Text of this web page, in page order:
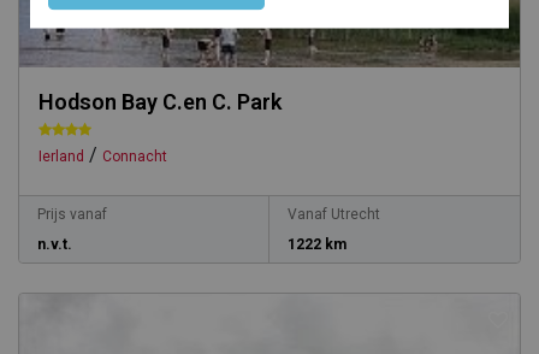
Hodson Bay C.en C. Park
Ierland / Connacht
Prijs vanaf
n.v.t.
Vanaf Utrecht
1222 km